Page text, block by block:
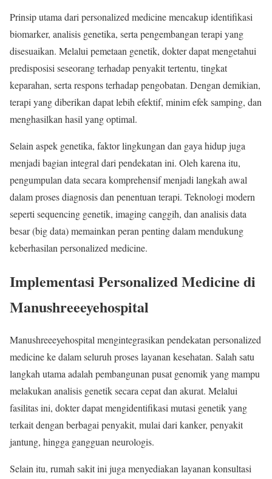
Prinsip utama dari personalized medicine mencakup identifikasi
biomarker, analisis genetika, serta pengembangan terapi yang
disesuaikan. Melalui pemetaan genetik, dokter dapat mengetahui
predisposisi seseorang terhadap penyakit tertentu, tingkat
keparahan, serta respons terhadap pengobatan. Dengan demikian,
terapi yang diberikan dapat lebih efektif, minim efek samping, dan
menghasilkan hasil yang optimal.
Selain aspek genetika, faktor lingkungan dan gaya hidup juga
menjadi bagian integral dari pendekatan ini. Oleh karena itu,
pengumpulan data secara komprehensif menjadi langkah awal
dalam proses diagnosis dan penentuan terapi. Teknologi modern
seperti sequencing genetik, imaging canggih, dan analisis data
besar (big data) memainkan peran penting dalam mendukung
keberhasilan personalized medicine.
Implementasi Personalized Medicine di
Manushreeeyehospital
Manushreeeyehospital mengintegrasikan pendekatan personalized
medicine ke dalam seluruh proses layanan kesehatan. Salah satu
langkah utama adalah pembangunan pusat genomik yang mampu
melakukan analisis genetik secara cepat dan akurat. Melalui
fasilitas ini, dokter dapat mengidentifikasi mutasi genetik yang
terkait dengan berbagai penyakit, mulai dari kanker, penyakit
jantung, hingga gangguan neurologis.
Selain itu, rumah sakit ini juga menyediakan layanan konsultasi